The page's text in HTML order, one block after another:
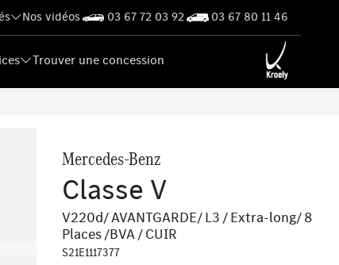
Nos vidéos 03 67 72 03 92 03 67 80 11 46
Trouver une concession
Mercedes-Benz
Classe V
V220d/ AVANTGARDE/ L3 / Extra-long/ 8
Places /BVA / CUIR
S21E1117377